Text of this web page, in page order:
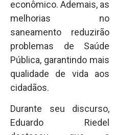
econômico. Ademais, as
melhorias no
saneamento reduzirão
problemas de Saúde
Pública, garantindo mais
qualidade de vida aos
cidadãos.
Durante seu discurso,
Eduardo Riedel